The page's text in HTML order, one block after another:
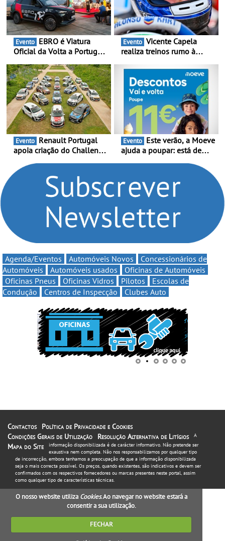
Evento
Oficial da Volta a Portugal
presença nacional ao lado
da mítica prova de ciclismo
e leva a sua gama SUV
multi-energia às estradas
de Portugal
Evento
realiza treinos rumo à
Portugal Karting e mira boa
estreia - O Campeonato
Portugal Karting 2026
decorre entre 1 de Março e
6 de Setembro
Evento
apoia criação do Challenge
compromisso com o
automobilismo nacional
continua em 2026
Evento
ajuda a poupar: está de
Volta” com descontos de
Agenda/Eventos Automóveis Novos
Concessionários de
Automóveis
Automóveis usados
Oficinas de Automóveis
Oficinas Pneus
Oficinas Vidros Pilotos
Escolas de
Condução
Centros de Inspecção Clubes Auto
Contactos
Política de Privacidade e Cookies
Condições Gerais de Utilização
Resolução Alternativa de Litígios
Mapa do Site
A
informação disponibilizada é de carácter informativo. Não pretende ser
exaustiva nem completa. Não nos responsabilizamos por qualquer tipo
de incorrecção, embora tenhamos a preocupação de que a informação disponibilizada
seja o mais correcta possível. Os preços, quando existentes, são indicativos e devem ser
confirmados com os respectivos fornecedores ou marcas presentes neste portal, assim
como qualquer tipo de características técnicas.
O nosso website utiliza Cookies. Ao navegar no website estará a
consentir a sua utilização.
FECHAR